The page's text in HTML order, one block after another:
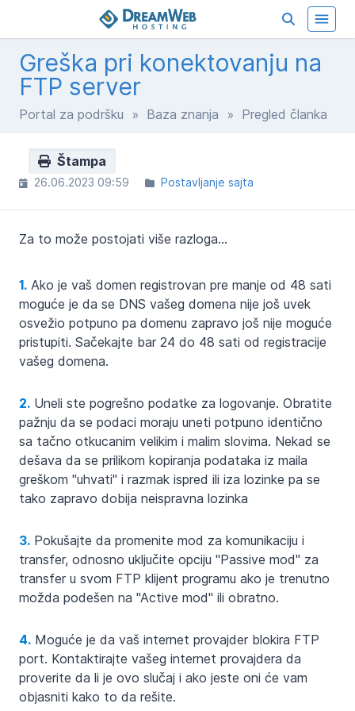
Greška pri konektovanju na
FTP server
Portal za podršku » Baza znanja » Pregled članka
Štampa
26.06.2023 09:59 Postavljanje sajta
Za to može postojati više razloga...
1. Ako je vaš domen registrovan pre manje od 48 sati
moguće je da se DNS vašeg domena nije još uvek
osvežio potpuno pa domenu zapravo još nije moguće
pristupiti. Sačekajte bar 24 do 48 sati od registracije
vašeg domena.
2. Uneli ste pogrešno podatke za logovanje. Obratite
pažnju da se podaci moraju uneti potpuno identično
sa tačno otkucanim velikim i malim slovima. Nekad se
dešava da se prilikom kopiranja podataka iz maila
greškom "uhvati" i razmak ispred ili iza lozinke pa se
tako zapravo dobija neispravna lozinka
3. Pokušajte da promenite mod za komunikaciju i
transfer, odnosno uključite opciju "Passive mod" za
transfer u svom FTP klijent programu ako je trenutno
možda podešen na "Active mod" ili obratno.
4. Moguće je da vaš internet provajder blokira FTP
port. Kontaktirajte vašeg internet provajdera da
proverite da li je ovo slučaj i ako jeste oni će vam
objasniti kako to da rešite.